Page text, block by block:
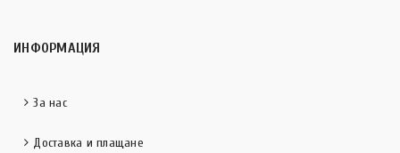
ИНФОРМАЦИЯ
За нас
Доставка и плащане